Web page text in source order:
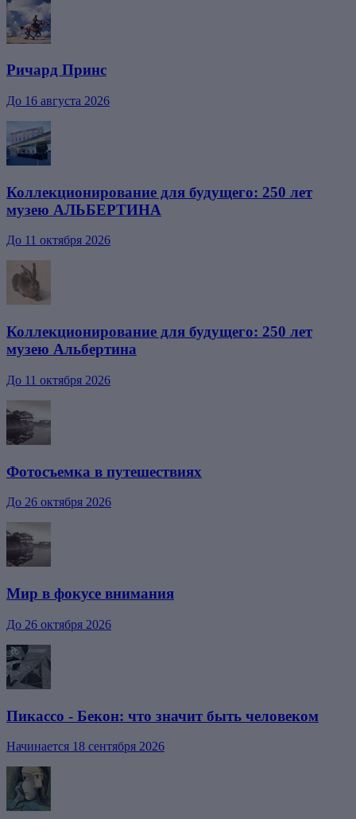
Ричард Принс
До 16 августа 2026
Коллекционирование для будущего: 250 лет
музею АЛЬБЕРТИНА
До 11 октября 2026
Коллекционирование для будущего: 250 лет
музею Альбертина
До 11 октября 2026
Фотосъемка в путешествиях
До 26 октября 2026
Мир в фокусе внимания
До 26 октября 2026
Пикассо - Бекон: что значит быть человеком
Начинается 18 сентября 2026